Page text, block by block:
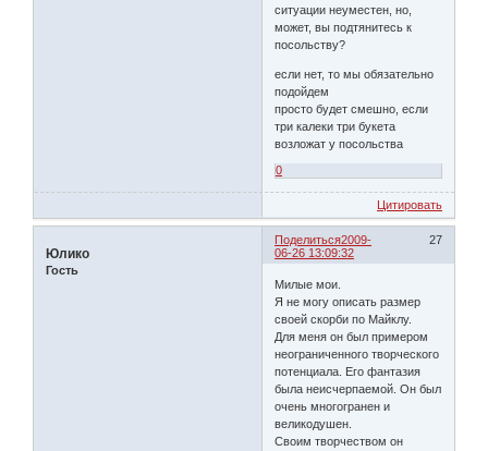
ситуации неуместен, но,
может, вы подтянитесь к
посольству?
если нет, то мы обязательно
подойдем
просто будет смешно, если
три калеки три букета
возложат у посольства
0
Цитировать
Поделиться 27
2009-
06-26 13:09:32
Юлико
Гость
Милые мои.
Я не могу описать размер
своей скорби по Майклу.
Для меня он был примером
неограниченного творческого
потенциала. Его фантазия
была неисчерпаемой. Он был
очень многогранен и
великодушен.
Своим творчеством он